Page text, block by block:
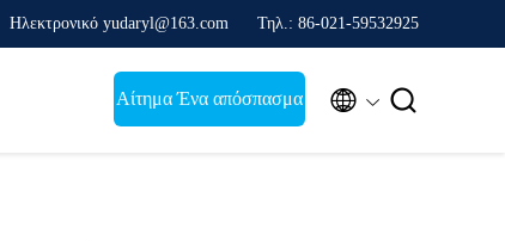
Ηλεκτρονικό yudaryl@163.com Τηλ.: 86-021-59532925
Αίτημα Ένα απόσπασμα  